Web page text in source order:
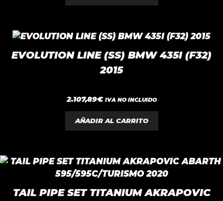
EVOLUTION LINE (SS) BMW 435I (F32)
2015
0
d
e
5
2.107,89€ IVA NO INCLUIDO
AÑADIR AL CARRITO
TAIL PIPE SET TITANIUM AKRAPOVIC